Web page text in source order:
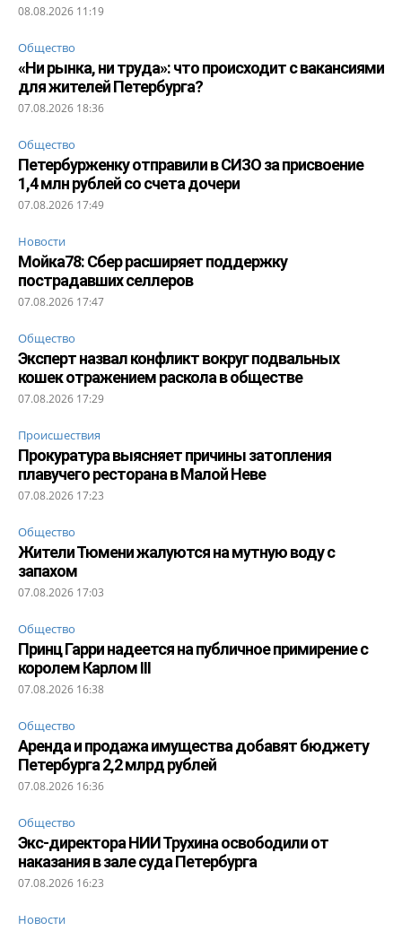
08.08.2026 11:19
Общество
«Ни рынка, ни труда»: что происходит с вакансиями
для жителей Петербурга?
07.08.2026 18:36
Общество
Петербурженку отправили в СИЗО за присвоение
1,4 млн рублей со счета дочери
07.08.2026 17:49
Новости
Мойка78: Сбер расширяет поддержку
пострадавших селлеров
07.08.2026 17:47
Общество
Эксперт назвал конфликт вокруг подвальных
кошек отражением раскола в обществе
07.08.2026 17:29
Происшествия
Прокуратура выясняет причины затопления
плавучего ресторана в Малой Неве
07.08.2026 17:23
Общество
Жители Тюмени жалуются на мутную воду с
запахом
07.08.2026 17:03
Общество
Принц Гарри надеется на публичное примирение с
королем Карлом III
07.08.2026 16:38
Общество
Аренда и продажа имущества добавят бюджету
Петербурга 2,2 млрд рублей
07.08.2026 16:36
Общество
Экс-директора НИИ Трухина освободили от
наказания в зале суда Петербурга
07.08.2026 16:23
Новости